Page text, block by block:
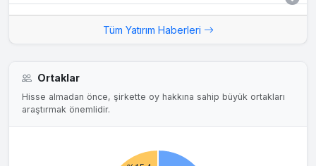
Yeni İş İlişkisi Hakkında Bilgilendirme
amaçlı teklif sunmuş ve Unicef nezdinde tedarikçi olma ile
ilgili tüm koşulları sağlayarak Unicef'in onaylı tedarikçiler
listesine dahil edilmiştir. Bu kapsamda Unicef ile söz konusu
Kit'in alım satımına ilişkin olarak 24 aylık uzun dönemli bir
kapsamında, Unicef'in Adel'e karşı miktarsal herhangi bir...
Tüm Yatırım Haberleri
Ortaklar
Hisse almadan önce, şirkette oy hakkına sahip büyük ortakları
araştırmak önemlidir.